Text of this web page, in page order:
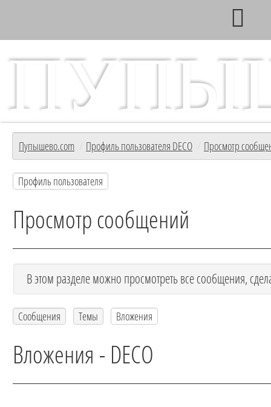
Главный информационный ресурс с/т Пупышево
Главная
Пупышево.com / Профиль пользователя DECO / Просмотр
Профиль пользователя
Просмотр сообщений
В этом разделе можно просмотреть все сообщения,
Сообщения Темы Вложения
Вложения - DECO